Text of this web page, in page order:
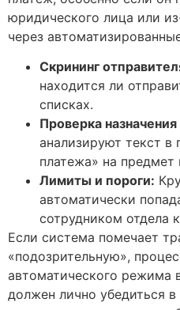
юридического лица или
через
Скрининг
находится ли
списках.
Проверка
анализируют текст в
платежа» на предмет
Лимиты и пороги:
автоматически
сотрудником отдела
Если система помечает
«подозрительную»,
автоматического режима
должен лично убедиться в